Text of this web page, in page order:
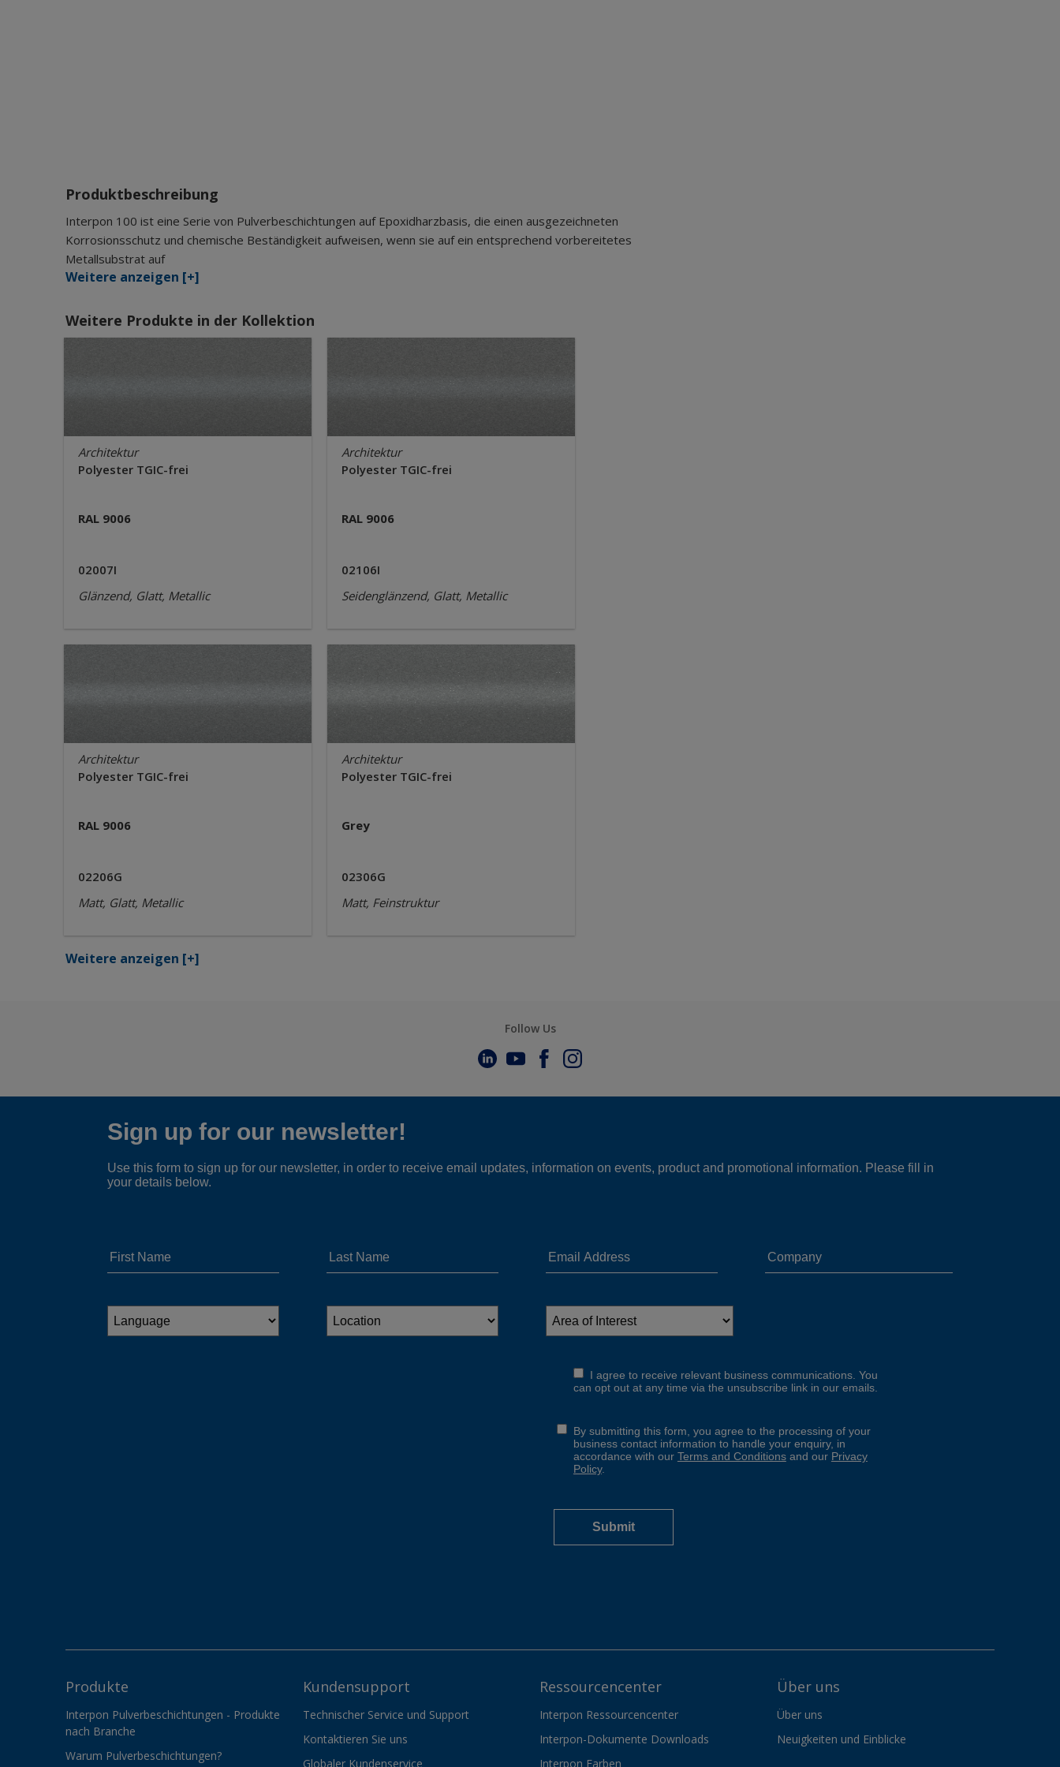
Produktbeschreibung
Interpon 100 ist eine Serie von Pulverbeschichtungen auf Epoxidharzbasis, die einen ausgezeichneten
Korrosionsschutz und chemische Beständigkeit aufweisen, wenn sie auf ein entsprechend vorbereitetes
Metallsubstrat auf
Weitere anzeigen [+]
Weitere Produkte in der Kollektion
Architektur
Polyester TGIC-frei
RAL 9006
02007I
Glänzend, Glatt, Metallic
Architektur
Polyester TGIC-frei
RAL 9006
02106I
Seidenglänzend, Glatt, Metallic
Architektur
Polyester TGIC-frei
RAL 9006
02206G
Matt, Glatt, Metallic
Architektur
Polyester TGIC-frei
Grey
02306G
Matt, Feinstruktur
Weitere anzeigen [+]
Follow Us
Produkte
Interpon Pulverbeschichtungen - Produkte
nach Branche
Warum Pulverbeschichtungen?
Kundensupport
Technischer Service und Support
Kontaktieren Sie uns
Globaler Kundenservice
Ressourcencenter
Interpon Ressourcencenter
Interpon-Dokumente Downloads
Interpon Farben
Über uns
Über uns
Neuigkeiten und Einblicke